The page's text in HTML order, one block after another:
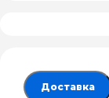
Доставка